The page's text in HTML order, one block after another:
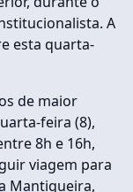
A
esta quarta-
de maior
feira (8),
8h e 16h,
viagem para
Mantiqueira,